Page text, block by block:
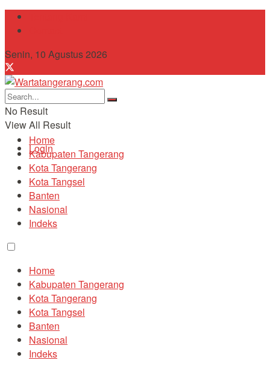
Senin, 10 Agustus 2026
No Result
View All Result
Login
Home
Kabupaten Tangerang
Kota Tangerang
Kota Tangsel
Banten
Nasional
Indeks
Home
Kabupaten Tangerang
Kota Tangerang
Kota Tangsel
Banten
Nasional
Indeks